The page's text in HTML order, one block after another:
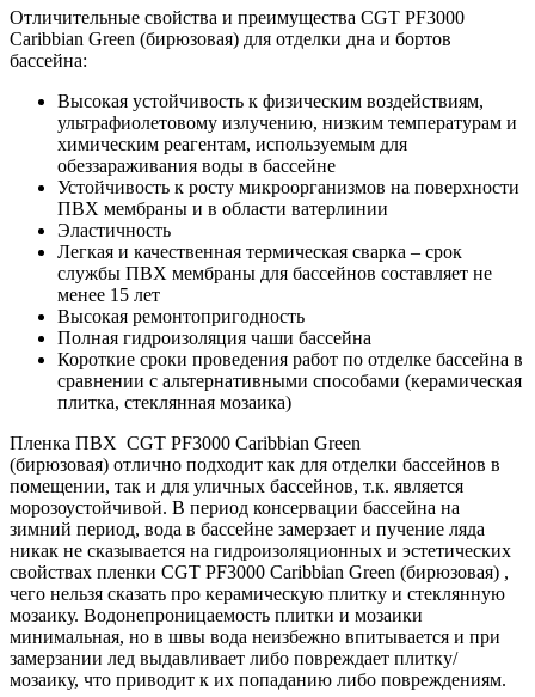
Отличительные свойства и преимущества CGT PF3000
Caribbian Green (бирюзовая) для отделки дна и бортов
бассейна:
Высокая устойчивость к физическим воздействиям,
ультрафиолетовому излучению, низким температурам и
химическим реагентам, используемым для
обеззараживания воды в бассейне
Устойчивость к росту микроорганизмов на поверхности
ПВХ мембраны и в области ватерлинии
Эластичность
Легкая и качественная термическая сварка – срок
службы ПВХ мембраны для бассейнов составляет не
менее 15 лет
Высокая ремонтопригодность
Полная гидроизоляция чаши бассейна
Короткие сроки проведения работ по отделке бассейна в
сравнении с альтернативными способами (керамическая
плитка, стеклянная мозаика)
Пленка ПВХ CGT PF3000 Caribbian Green
(бирюзовая) отлично подходит как для отделки бассейнов в
помещении, так и для уличных бассейнов, т.к. является
морозоустойчивой. В период консервации бассейна на
зимний период, вода в бассейне замерзает и пучение ляда
никак не сказывается на гидроизоляционных и эстетических
свойствах пленки CGT PF3000 Caribbian Green (бирюзовая) ,
чего нельзя сказать про керамическую плитку и стеклянную
мозаику. Водонепроницаемость плитки и мозаики
минимальная, но в швы вода неизбежно впитывается и при
замерзании лед выдавливает либо повреждает плитку/
мозаику, что приводит к их попаданию либо повреждениям.